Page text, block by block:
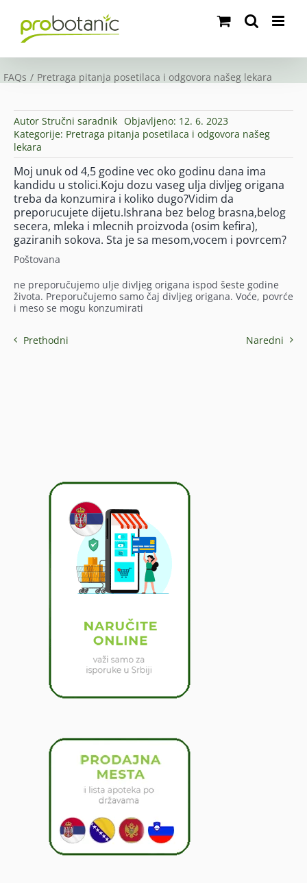
content
FAQs Pretraga pitanja posetilaca i odgovora našeg lekara
Autor Stručni saradnik Objavljeno: 12. 6. 2023
Kategorije: Pretraga pitanja posetilaca i odgovora našeg
lekara
Moj unuk od 4,5 godine vec oko godinu dana ima
kandidu u stolici.Koju dozu vaseg ulja divljeg origana
treba da konzumira i koliko dugo?Vidim da
preporucujete dijetu.Ishrana bez belog brasna,belog
secera, mleka i mlecnih proizvoda (osim kefira),
gaziranih sokova. Sta je sa mesom,vocem i povrcem?
Poštovana
ne preporučujemo ulje divljeg origana ispod šeste godine
života. Preporučujemo samo čaj divljeg origana. Voće, povrće
i meso se mogu konzumirati
Prethodni Naredni